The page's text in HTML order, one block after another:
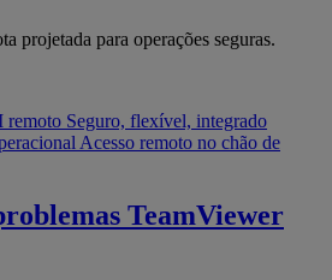
projetada para operações seguras.
remoto Seguro, flexível, integrado
Acesso remoto no chão de
TeamViewer